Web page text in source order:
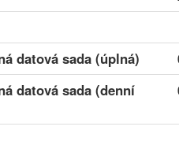
datová sada (úplná)
datová sada (denní